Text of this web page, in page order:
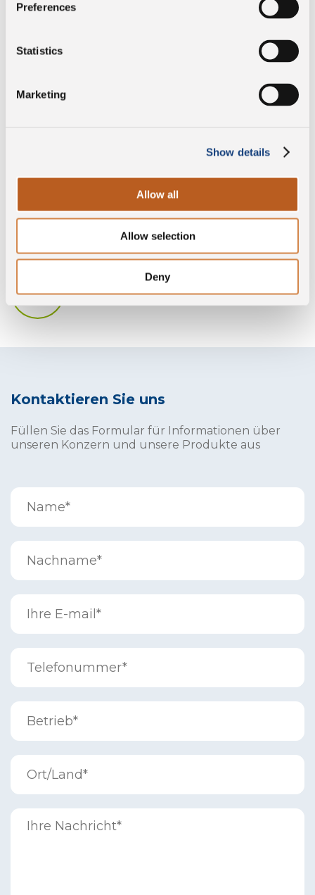
Preferences
Statistics
Marketing
Show details
Allow all
Allow selection
Deny
Laktosefreier
Ohne Lysozym
Kontaktieren Sie uns
Füllen Sie das Formular für Informationen über
unseren Konzern und unsere Produkte aus